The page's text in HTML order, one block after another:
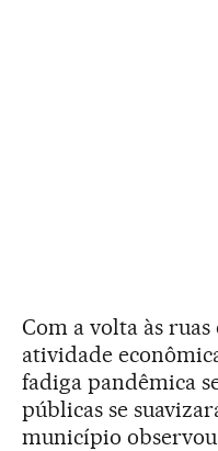
Com a volta às
atividade
fadiga pandêmica
públicas se
município